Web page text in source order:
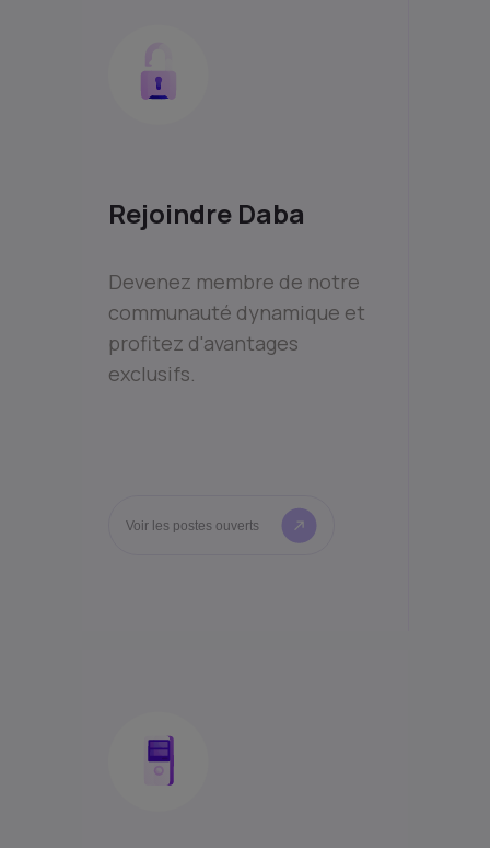
Rejoindre Daba
Devenez membre de notre
communauté dynamique et
profitez d'avantages
exclusifs.
Voir les postes ouverts